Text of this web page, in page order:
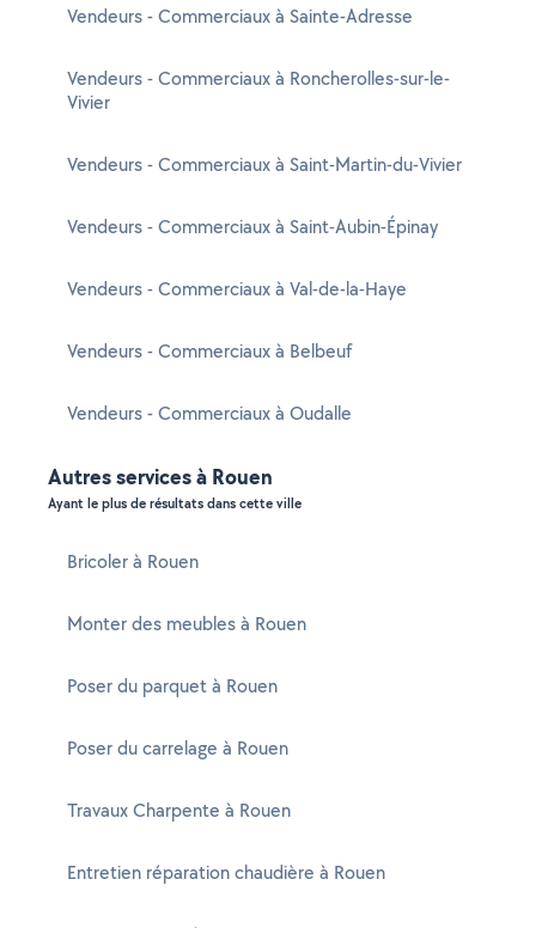
Vendeurs - Commerciaux à Sainte-Adresse
Vendeurs - Commerciaux à Roncherolles-sur-le-
Vivier
Vendeurs - Commerciaux à Saint-Martin-du-Vivier
Vendeurs - Commerciaux à Saint-Aubin-Épinay
Vendeurs - Commerciaux à Val-de-la-Haye
Vendeurs - Commerciaux à Belbeuf
Vendeurs - Commerciaux à Oudalle
Autres services à Rouen
Ayant le plus de résultats dans cette ville
Bricoler à Rouen
Monter des meubles à Rouen
Poser du parquet à Rouen
Poser du carrelage à Rouen
Travaux Charpente à Rouen
Entretien réparation chaudière à Rouen